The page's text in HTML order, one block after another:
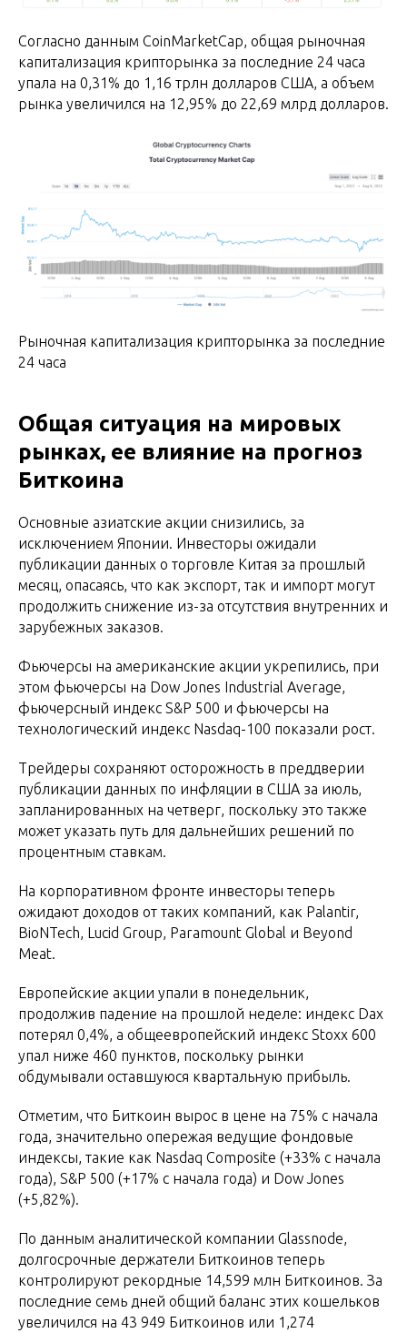
Согласно данным CoinMarketCap, общая рыночная
капитализация крипторынка за последние 24 часа
упала на 0,31% до 1,16 трлн долларов США, а объем
рынка увеличился на 12,95% до 22,69 млрд долларов.
Рыночная капитализация крипторынка за последние
24 часа
Общая ситуация на мировых
рынках, ее влияние на прогноз
Биткоина
Основные азиатские акции снизились, за
исключением Японии. Инвесторы ожидали
публикации данных о торговле Китая за прошлый
месяц, опасаясь, что как экспорт, так и импорт могут
продолжить снижение из-за отсутствия внутренних и
зарубежных заказов.
Фьючерсы на американские акции укрепились, при
этом фьючерсы на Dow Jones Industrial Average,
фьючерсный индекс S&P 500 и фьючерсы на
технологический индекс Nasdaq-100 показали рост.
Трейдеры сохраняют осторожность в преддверии
публикации данных по инфляции в США за июль,
запланированных на четверг, поскольку это также
может указать путь для дальнейших решений по
процентным ставкам.
На корпоративном фронте инвесторы теперь
ожидают доходов от таких компаний, как Palantir,
BioNTech, Lucid Group, Paramount Global и Beyond
Meat.
Европейские акции упали в понедельник,
продолжив падение на прошлой неделе: индекс Dax
потерял 0,4%, а общеевропейский индекс Stoxx 600
упал ниже 460 пунктов, поскольку рынки
обдумывали оставшуюся квартальную прибыль.
Отметим, что Биткоин вырос в цене на 75% с начала
года, значительно опережая ведущие фондовые
индексы, такие как Nasdaq Composite (+33% с начала
года), S&P 500 (+17% с начала года) и Dow Jones
(+5,82%).
По данным аналитической компании Glassnode,
долгосрочные держатели Биткоинов теперь
контролируют рекордные 14,599 млн Биткоинов. За
последние семь дней общий баланс этих кошельков
увеличился на 43 949 Биткоинов или 1,274